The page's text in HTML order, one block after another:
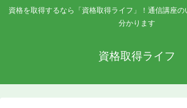
資格を取得するなら「資格取得ライフ」！通信講座
分かります
資格取得ライフ